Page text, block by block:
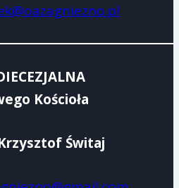
Kościoła
Świtaj